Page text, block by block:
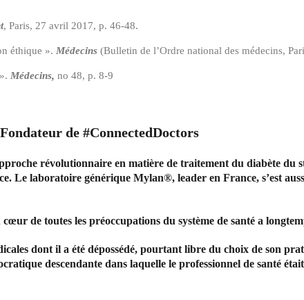
, Paris, 27 avril 2017, p. 46-48.
éthique ». Médecins (Bulletin de l’Ordre national des médecins,
Médecins, no 48, p. 8-9
de #ConnectedDoctors
révolutionnaire en matière de traitement du diabète du
Le laboratoire générique Mylan®, leader en France, s’est
de toutes les préoccupations du système de santé a
dont il a été dépossédé, pourtant libre du choix de son
descendante dans laquelle le professionnel de santé